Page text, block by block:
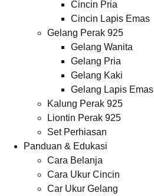
Cincin Pria
Cincin Lapis Emas
Gelang Perak 925
Gelang Wanita
Gelang Pria
Gelang Kaki
Gelang Lapis Emas
Kalung Perak 925
Liontin Perak 925
Set Perhiasan
Panduan & Edukasi
Cara Belanja
Cara Ukur Cincin
Car Ukur Gelang